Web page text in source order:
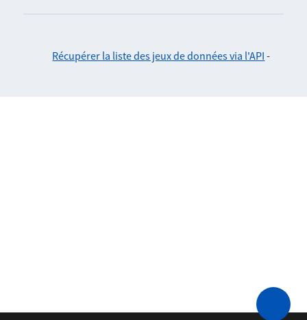
Récupérer la liste des jeux de données via l'API -